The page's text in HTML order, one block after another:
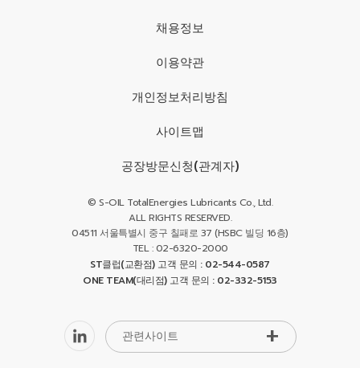
채용정보
이용약관
개인정보처리방침
사이트맵
공장방문신청(관계자)
© S-OIL TotalEnergies Lubricants Co., Ltd.
ALL RIGHTS RESERVED.
04511 서울특별시 중구 칠패로 37 (HSBC 빌딩 16층)
TEL : 02-6320-2000
ST클럽(교환점) 고객 문의 : 02-544-0587
ONE TEAM(대리점) 고객 문의 : 02-332-5153
관련사이트